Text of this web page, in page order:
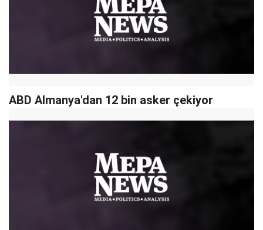
ABD Almanya'dan 12 bin asker çekiyor